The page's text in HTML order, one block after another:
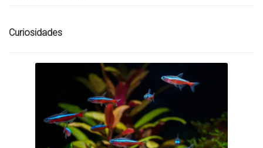
Curiosidades